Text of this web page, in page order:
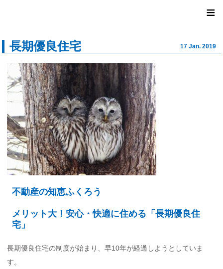
ユナイ
≡
長期優良住宅 17 Jan. 2019
不動産の知恵ふくろう
メリット大！安心・快適に住める「長期優良住
宅」
長期優良住宅の制度が始まり、早10年が経過しようとしていま
す。